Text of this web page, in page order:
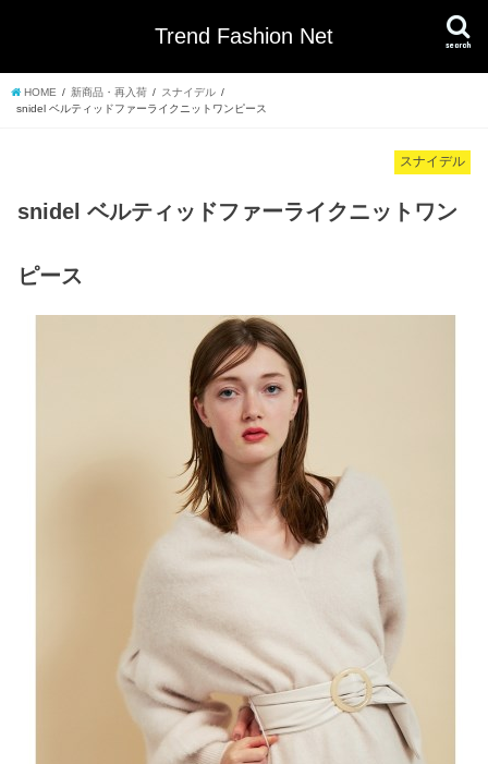
Trend Fashion Net search
HOME 新商品・再入荷
スナイデル
snidel ベルティッドファーライクニットワンピース
スナイデル
snidel ベルティッドファーライクニットワン
ピース